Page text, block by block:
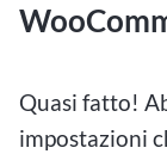
Quasi fatto!
impostazioni